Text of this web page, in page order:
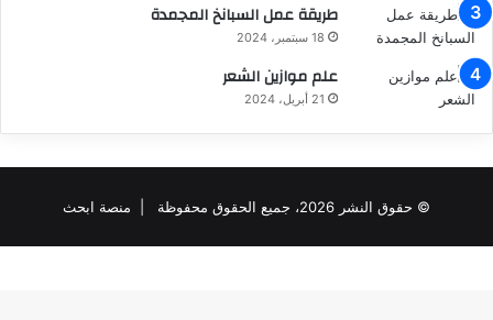
طريقة عمل السبانخ المجمدة
18 سبتمبر، 2024
علم موازين الشعر
21 أبريل، 2024
© حقوق النشر 2026، جميع الحقوق محفوظة | منصة ابحث